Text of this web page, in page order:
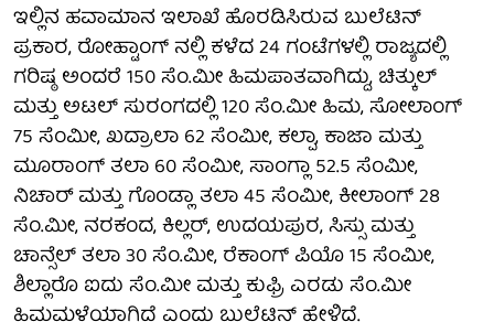
ಇಲ್ಲಿನ ಹವಾಮಾನ ಇಲಾಖೆ ಹೊರಡಿಸಿರುವ ಬುಲೆಟಿನ್
ಪ್ರಕಾರ, ರೋಹ್ಟಾಂಗ್ ನಲ್ಲಿ ಕಳೆದ 24 ಗಂಟೆಗಳಲ್ಲಿ ರಾಜ್ಯದಲ್ಲಿ
ಗರಿಷ್ಠ ಅಂದರೆ 150 ಸೆಂ.ಮೀ ಹಿಮಪಾತವಾಗಿದ್ದು, ಚಿತ್ಕುಲ್
ಮತ್ತು ಅಟಲ್ ಸುರಂಗದಲ್ಲಿ 120 ಸೆಂ.ಮೀ ಹಿಮ, ಸೋಲಾಂಗ್
75 ಸೆಂಮೀ, ಖದ್ರಾಲಾ 62 ಸೆಂಮೀ, ಕಲ್ಪಾ, ಕಾಜಾ ಮತ್ತು
ಮೂರಾಂಗ್ ತಲಾ 60 ಸೆಂಮೀ, ಸಾಂಗ್ಲಾ 52.5 ಸೆಂಮೀ,
ನಿಚಾರ್ ಮತ್ತು ಗೊಂಡ್ಲಾ ತಲಾ 45 ಸೆಂಮೀ, ಕೀಲಾಂಗ್ 28
ಸೆಂ.ಮೀ, ನರಕಂದ, ಕಿಲ್ಲರ್, ಉದಯಪುರ, ಸಿಸ್ಸು ಮತ್ತು
ಚಾನ್ಸೆಲ್ ತಲಾ 30 ಸೆಂ.ಮೀ, ರೆಕಾಂಗ್ ಪಿಯೊ 15 ಸೆಂಮೀ,
ಶಿಲ್ಲಾರೊ ಐದು ಸೆಂ.ಮೀ ಮತ್ತು ಕುಫ್ರಿ ಎರಡು ಸೆಂ.ಮೀ